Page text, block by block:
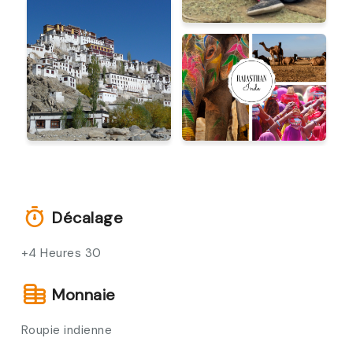
Décalage
+4 Heures 30
Monnaie
Roupie indienne